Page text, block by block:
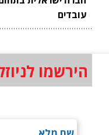
עובדים
הירשמו